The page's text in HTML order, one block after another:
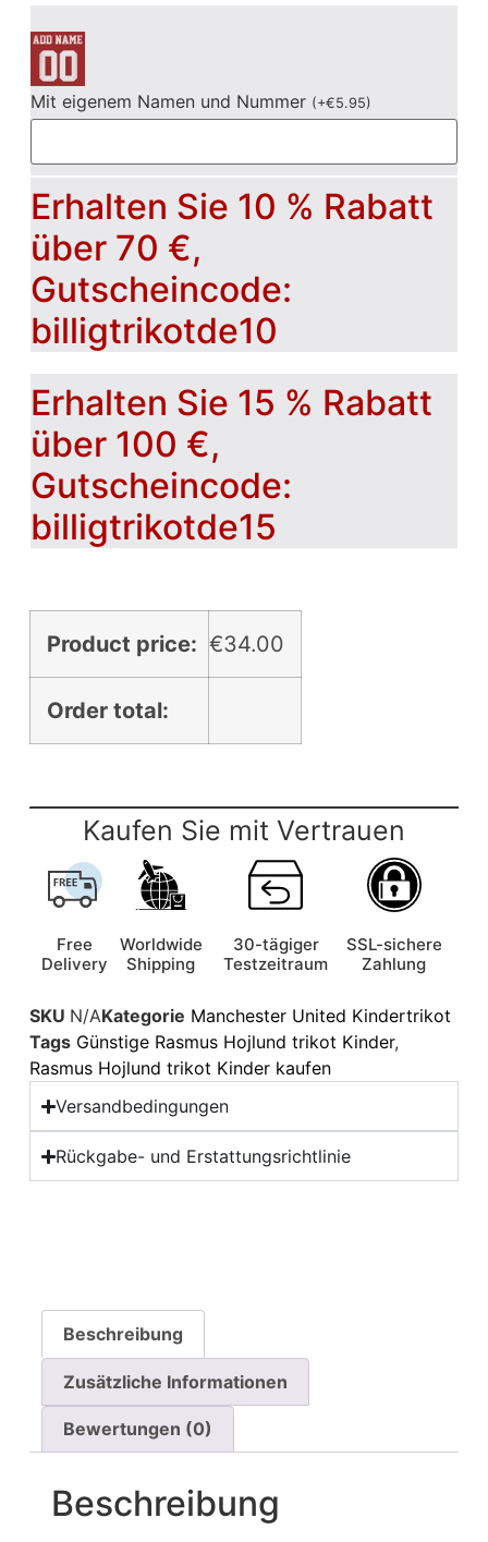
Mit eigenem Namen und Nummer (+€5.95)
Erhalten Sie 10 % Rabatt
über 70 €,
Gutscheincode:
billigtrikotde10
Erhalten Sie 15 % Rabatt
über 100 €,
Gutscheincode:
billigtrikotde15
Product price: €34.00
Order total:
Kaufen Sie mit Vertrauen
Free
Delivery
Worldwide
Shipping
30-tägiger
Testzeitraum
SSL-sichere
Zahlung
SKU N/AKategorie Manchester United Kindertrikot
Tags Günstige Rasmus Hojlund trikot Kinder,
Rasmus Hojlund trikot Kinder kaufen
Versandbedingungen
Rückgabe- und Erstattungsrichtlinie
Beschreibung
Zusätzliche Informationen
Bewertungen (0)
Beschreibung